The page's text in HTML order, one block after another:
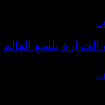
الحرارة يلسع العالم